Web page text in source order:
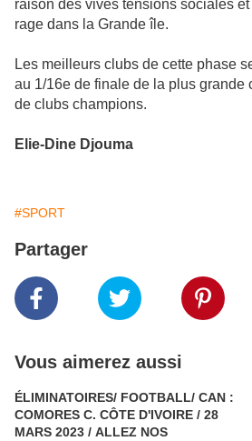
raison des vives tensions sociales
rage dans la Grande île.
Les meilleurs clubs de cette phase
au 1/16e de finale de la plus grande
de clubs champions.
Elie-Dine Djouma
#SPORT
Partager
Vous aimerez aussi
ÉLIMINATOIRES/ FOOTBALL/ CAN :
COMORES C. CÔTE D'IVOIRE / 28
MARS 2023 / ALLEZ NOS